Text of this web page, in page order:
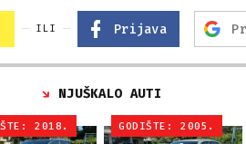
ILI Prijava
NJUŠKALO AUTI
2018. GODIŠTE: 2005.